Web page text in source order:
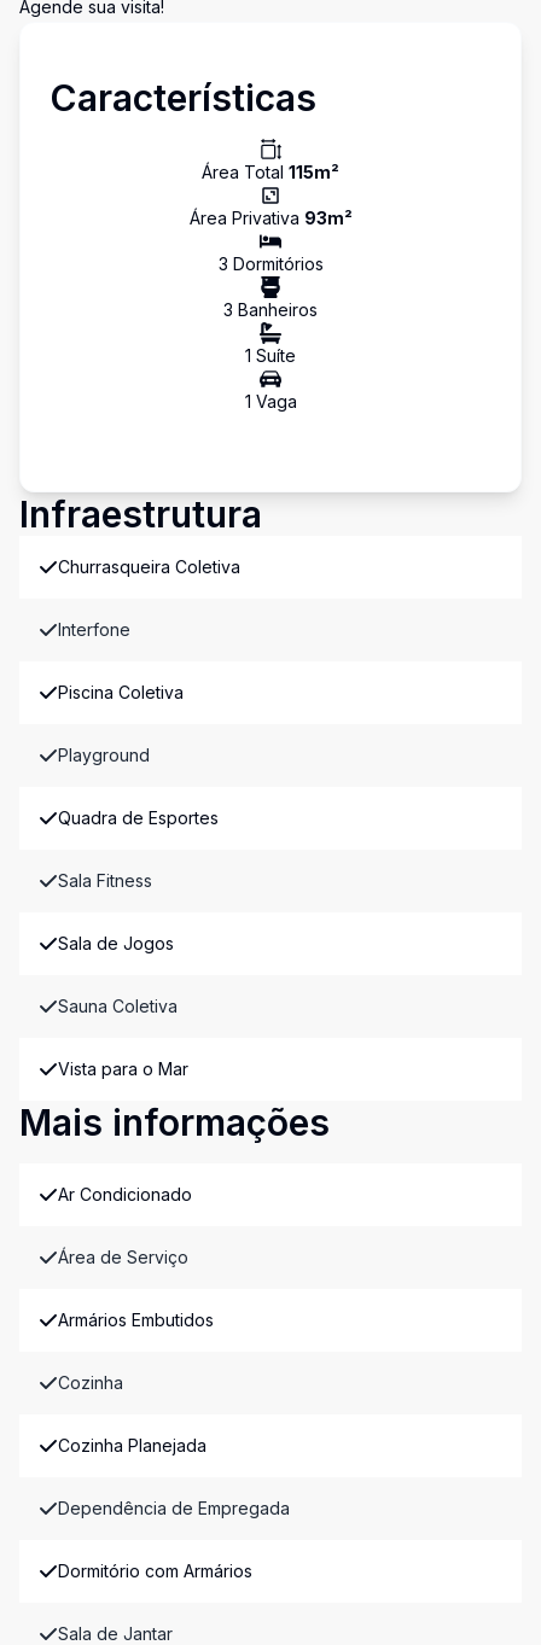
Agende sua visita!
Características
Área Total 115m²
Área Privativa 93m²
3 Dormitórios
3 Banheiros
1 Suíte
1 Vaga
Infraestrutura
Churrasqueira Coletiva
Interfone
Piscina Coletiva
Playground
Quadra de Esportes
Sala Fitness
Sala de Jogos
Sauna Coletiva
Vista para o Mar
Mais informações
Ar Condicionado
Área de Serviço
Armários Embutidos
Cozinha
Cozinha Planejada
Dependência de Empregada
Dormitório com Armários
Sala de Jantar